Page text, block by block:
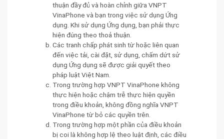
thuận đầy đủ và hoàn chỉnh giữa VNPT
VinaPhone và bạn trong việc sử dụng Ứng
dụng. Khi sử dụng Ứng dụng, bạn phải thực
hiện đúng theo thoả thuận.
Các tranh chấp phát sinh từ hoặc liên quan
đến việc tải, cài đặt, sử dụng, chấm dứt sử
dụng Ứng dụng sẽ được giải quyết theo
pháp luật Việt Nam.
Trong trường hợp VNPT VinaPhone không
thực hiện hoặc chậm trễ thực hiện quyền
trong điều khoản, không đồng nghĩa VNPT
VinaPhone từ bỏ các quyền trên.
Trong trường hợp một phần của điều khoản
bị coi là không hợp lệ theo luật định, các điều